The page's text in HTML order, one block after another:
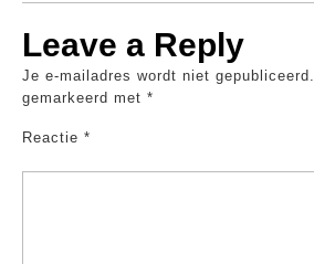
Leave a Reply
Je e-mailadres wordt niet gepubliceerd.
gemarkeerd met *
Reactie *